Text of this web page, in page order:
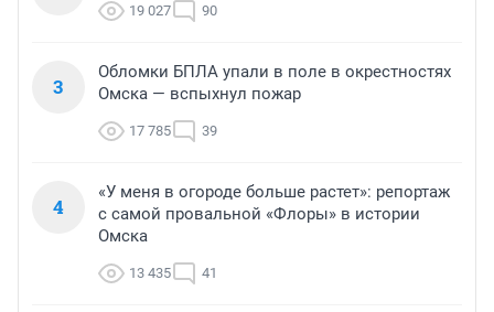
19 027 90
3
Обломки БПЛА упали в поле в окрестностях
Омска — вспыхнул пожар
17 785 39
4
«У меня в огороде больше растет»: репортаж
с самой провальной «Флоры» в истории
Омска
13 435 41